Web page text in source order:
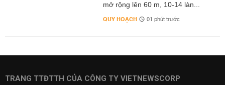
mở rộng lên 60 m, 10-14 làn...
QUY HOẠCH 01 phút trước
TRANG TTĐTTH CỦA CÔNG TY VIETNEWSCORP